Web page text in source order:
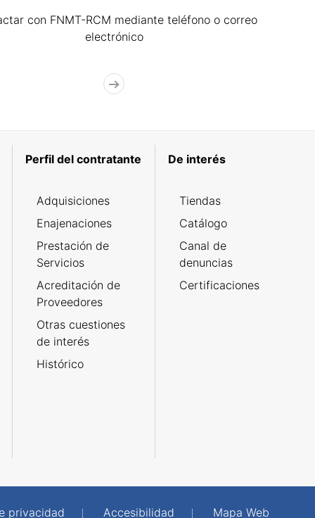
con FNMT-RCM mediante teléfono o correo
electrónico
Perfil del contratante
Adquisiciones
Enajenaciones
Prestación de
Servicios
Acreditación de
Proveedores
Otras cuestiones
de interés
Histórico
De interés
Tiendas
Catálogo
Canal de
denuncias
Certificaciones
privacidad Accesibilidad Mapa Web